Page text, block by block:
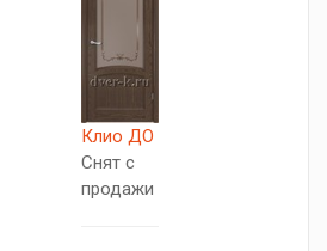
Клио ДО
Снят с
продажи